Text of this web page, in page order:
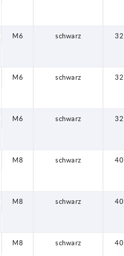
M6 schwarz 32
M6 schwarz 32
M6 schwarz 32
M8 schwarz 40
M8 schwarz 40
M8 schwarz 40